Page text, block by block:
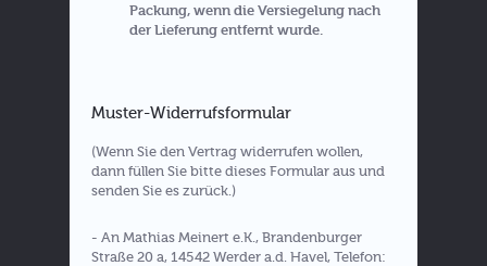
Packung, wenn die Versiegelung nach
der Lieferung entfernt wurde.
Muster-Widerrufsformular
(Wenn Sie den Vertrag widerrufen wollen,
dann füllen Sie bitte dieses Formular aus und
senden Sie es zurück.)
- An Mathias Meinert e.K., Brandenburger
Straße 20 a, 14542 Werder a.d. Havel, Telefon: